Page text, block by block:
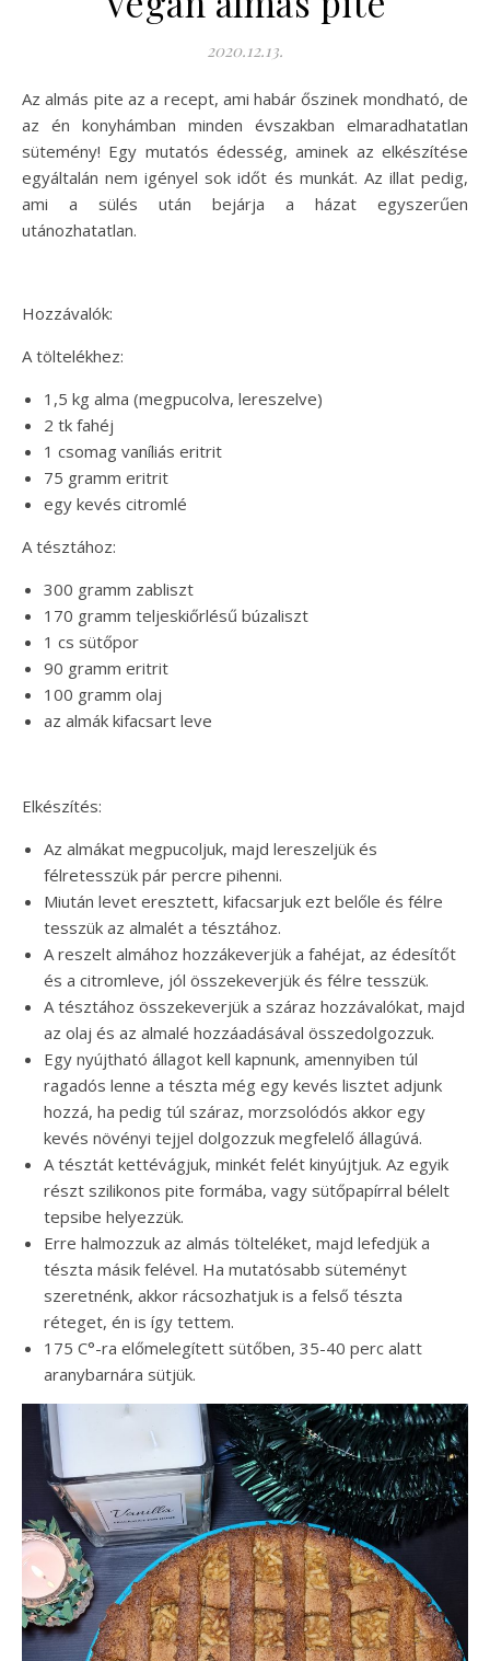
2020.12.13.
Az almás pite az a recept, ami habár őszinek mondható, de
az én konyhámban minden évszakban elmaradhatatlan
sütemény! Egy mutatós édesség, aminek az elkészítése
egyáltalán nem igényel sok időt és munkát. Az illat pedig,
ami a sülés után bejárja a házat egyszerűen
utánozhatatlan.
Hozzávalók:
A töltelékhez:
1,5 kg alma (megpucolva, lereszelve)
2 tk fahéj
1 csomag vaníliás eritrit
75 gramm eritrit
egy kevés citromlé
A tésztához:
300 gramm zabliszt
170 gramm teljeskiőrlésű búzaliszt
1 cs sütőpor
90 gramm eritrit
100 gramm olaj
az almák kifacsart leve
Elkészítés:
Az almákat megpucoljuk, majd lereszeljük és
félretesszük pár percre pihenni.
Miután levet eresztett, kifacsarjuk ezt belőle és félre
tesszük az almalét a tésztához.
A reszelt almához hozzákeverjük a fahéjat, az édesítőt
és a citromleve, jól összekeverjük és félre tesszük.
A tésztához összekeverjük a száraz hozzávalókat, majd
az olaj és az almalé hozzáadásával összedolgozzuk.
Egy nyújtható állagot kell kapnunk, amennyiben túl
ragadós lenne a tészta még egy kevés lisztet adjunk
hozzá, ha pedig túl száraz, morzsolódós akkor egy
kevés növényi tejjel dolgozzuk megfelelő állagúvá.
A tésztát kettévágjuk, minkét felét kinyújtjuk. Az egyik
részt szilikonos pite formába, vagy sütőpapírral bélelt
tepsibe helyezzük.
Erre halmozzuk az almás tölteléket, majd lefedjük a
tészta másik felével. Ha mutatósabb süteményt
szeretnénk, akkor rácsozhatjuk is a felső tészta
réteget, én is így tettem.
175 C°-ra előmelegített sütőben, 35-40 perc alatt
aranybarnára sütjük.